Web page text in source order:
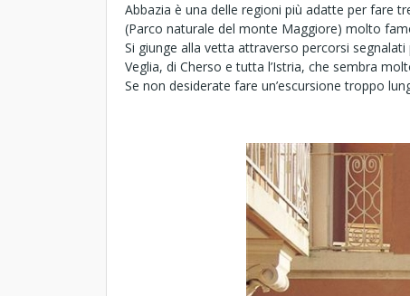
Abbazia è una delle regioni più adatte per fare
(Parco naturale del monte Maggiore) molto
Si giunge alla vetta attraverso percorsi
Veglia, di Cherso e tutta l’Istria, che sembra
Se non desiderate fare un’escursione troppo